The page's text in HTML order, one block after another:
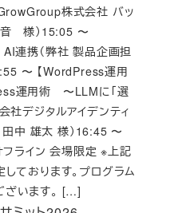
株式会社 バッ
様）15:05 〜
連携（弊社 製品企画担
〜 【WordPress運用
運用術 〜LLMに「選
社デジタルアイデンティ
田中 雄太 様）16:45 〜
フライン 会場限定 ※上記
ております。プログラム
ざいます。 […]